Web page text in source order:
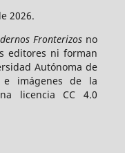
2026.
Fronterizosno
editores ni forman
Autónoma de
e imágenes de la
licencia CC 4.0